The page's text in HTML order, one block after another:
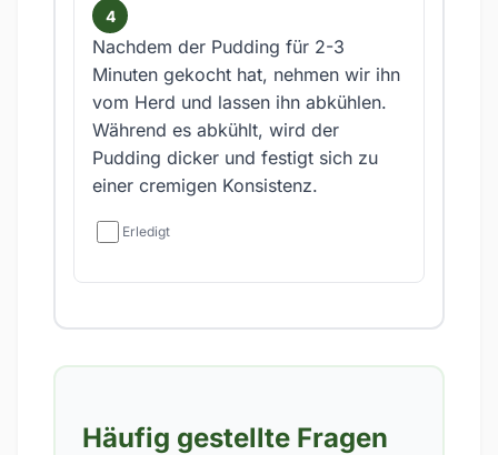
Nachdem der Pudding für 2-3
Minuten gekocht hat, nehmen wir ihn
vom Herd und lassen ihn abkühlen.
Während es abkühlt, wird der
Pudding dicker und festigt sich zu
einer cremigen Konsistenz.
Erledigt
Häufig gestellte Fragen